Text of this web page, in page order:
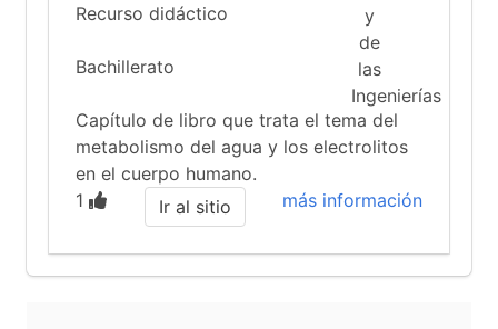
Recurso didáctico
Bachillerato
Capítulo de libro que trata el tema del
metabolismo del agua y los electrolitos
en el cuerpo humano.
1
más información
Ir al sitio